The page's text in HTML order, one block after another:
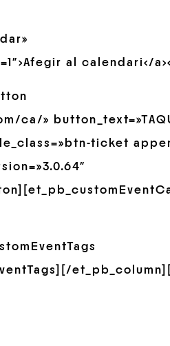
al calendari</
ca/»
ticket